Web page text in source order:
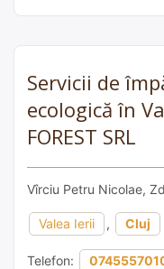
Servicii de
ecologică în
FOREST SRL
Vîrciu Petru Nicolae,
Valea Ierii , Cluj
Telefon: